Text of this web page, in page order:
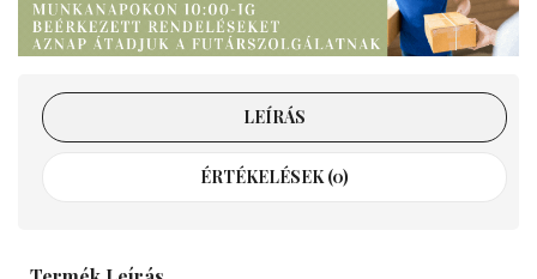
LEÍRÁS
ÉRTÉKELÉSEK (0)